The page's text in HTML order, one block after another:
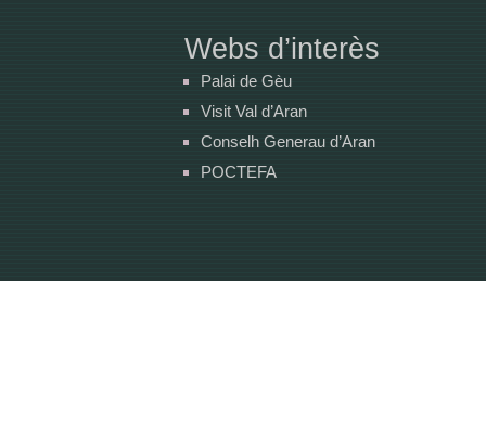
Webs d’interès
Palai de Gèu
Visit Val d’Aran
Conselh Generau d’Aran
POCTEFA